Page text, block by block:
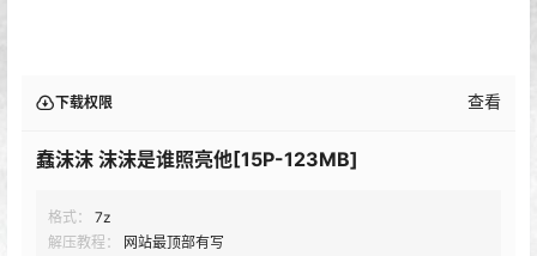
下载权限 查看
蠢沫沫 沫沫是谁照亮他[15P-123MB]
格式：
7z
解压教程：
网站最顶部有写